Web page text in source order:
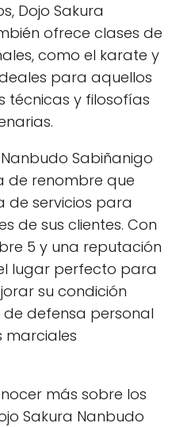
Dojo Sakura
ofrece clases de
como el karate y
para aquellos
técnicas y filosofías
Sabiñanigo
de renombre que
servicios para
de sus clientes. Con
5 y una reputación
lugar perfecto para
su condición
defensa personal
marciales
más sobre los
Sakura Nanbudo